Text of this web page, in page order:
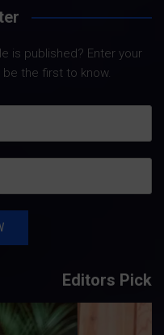
is published? Enter your
the first to know.
Editors Pick